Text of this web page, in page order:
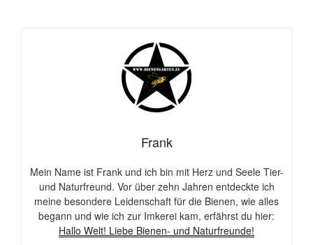
Frank
Mein Name ist Frank und ich bin mit Herz und Seele Tier-
und Naturfreund. Vor über zehn Jahren entdeckte ich
meine besondere Leidenschaft für die Bienen, wie alles
begann und wie ich zur Imkerei kam, erfährst du hier:
Hallo Welt! Liebe Bienen- und Naturfreunde!